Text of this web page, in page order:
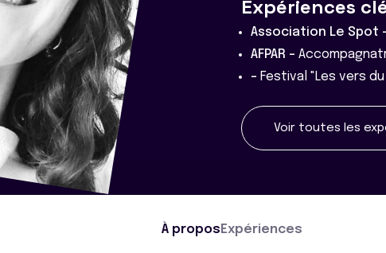
Expériences
Association Le Spot
AFPAR -
- Festival "Les vers du
Voir toutes les
À propos Expériences